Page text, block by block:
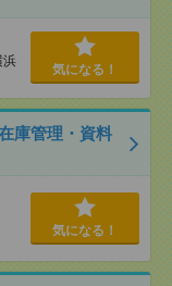
浜
気になる！
庫管理・資料
気になる！